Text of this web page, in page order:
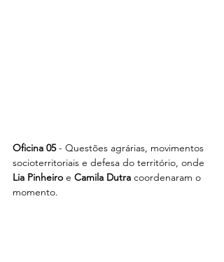
Oficina 05 - Questões agrárias, movimentos
socioterritoriais e defesa do território, onde
Lia Pinheiro e Camila Dutra coordenaram o
momento.